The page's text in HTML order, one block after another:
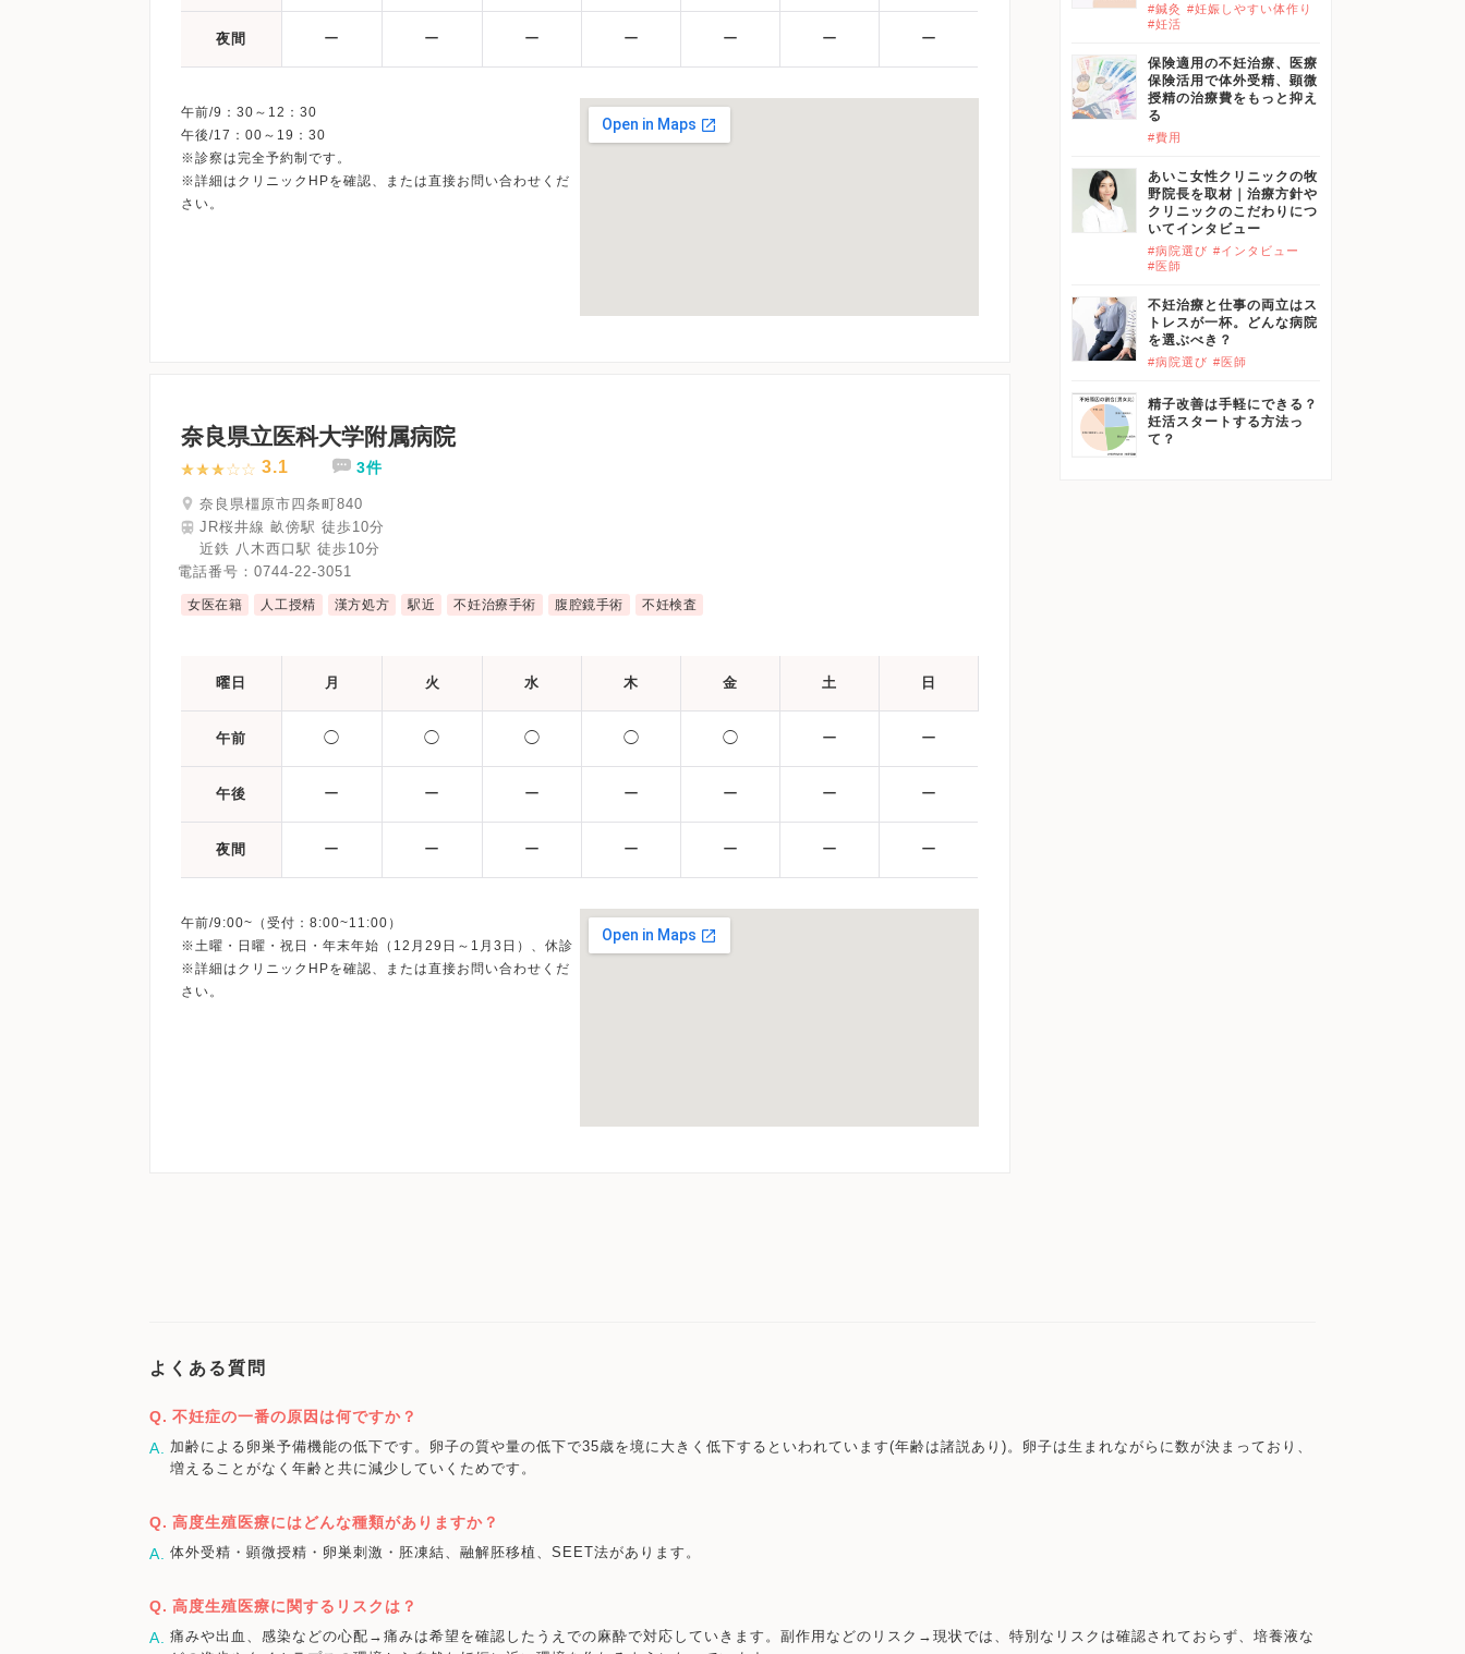
夜間 ー ー ー ー ー ー ー
午前/9：30～12：30
午後/17：00～19：30
※診察は完全予約制です。
※詳細はクリニックHPを確認、または直接お問い合わせくだ
奈良県立医科大学附属病院
3.1 3件
奈良県橿原市四条町840
JR桜井線 畝傍駅 徒歩10分
近鉄 八木西口駅 徒歩10分
電話番号： 0744-22-3051
女医在籍 人工授精 漢方処方 駅近 不妊治療手術 腹腔鏡手術 不妊検査
曜日 月 火 水 木 金 土 日
午前 ◯ ◯ ◯ ◯ ◯ ー ー
午後 ー ー ー ー ー ー ー
夜間 ー ー ー ー ー ー ー
午前/9:00~（受付：8:00~11:00）
※土曜・日曜・祝日・年末年始（12月29日～1月3日）、休診
※詳細はクリニックHPを確認、または直接お問い合わせくだ
#鍼灸 #妊娠しやすい体作り
#妊活
保険適用の不妊治療、医療
保険活用で体外受精、顕微
授精の治療費をもっと抑え
る
#費用
あいこ女性クリニックの牧
野院長を取材｜治療方針や
クリニックのこだわりにつ
いてインタビュー
#病院選び #インタビュー
#医師
不妊治療と仕事の両立はス
トレスが一杯。どんな病院
を選ぶべき？
#病院選び #医師
精子改善は手軽にできる？
妊活スタートする方法っ
て？
よくある質問
不妊症の一番の原因は何ですか？
加齢による卵巣予備機能の低下です。卵子の質や量の低下で35歳を境に大きく低下するといわれています(年齢は諸説あり)。卵子は生まれながらに数が決まっており、
増えることがなく年齢と共に減少していくためです。
高度生殖医療にはどんな種類がありますか？
体外受精・顕微授精・卵巣刺激・胚凍結、融解胚移植、SEET法があります。
高度生殖医療に関するリスクは？
痛みや出血、感染などの心配→痛みは希望を確認したうえでの麻酔で対応していきます。副作用などのリスク→現状では、特別なリスクは確認されておらず、培養液な